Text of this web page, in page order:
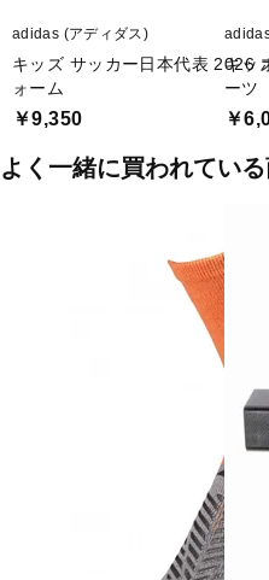
adidas (アディダス)
キッズ サッカー日本代表 2026
ォーム
￥9,350
キッ
ーツ
￥
よく一緒に買われてい